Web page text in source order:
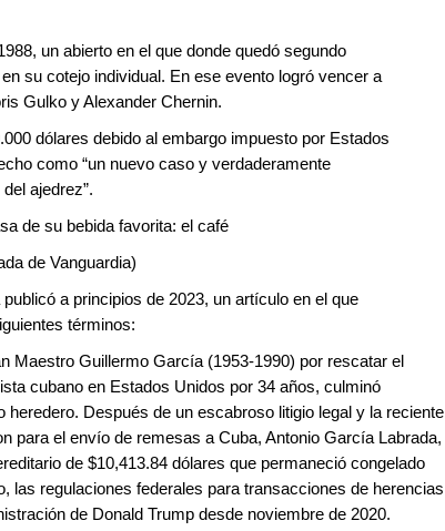
un abierto en el que donde quedó segundo
su cotejo individual. En ese evento logró vencer a
Gulko y Alexander Chernin.
dólares debido al embargo impuesto por Estados
como “un nuevo caso y verdaderamente
ajedrez”.
de su bebida favorita: el café
de Vanguardia)
a principios de 2023, un artículo en el que
términos:
Maestro Guillermo García (1953-1990) por rescatar el
cubano en Estados Unidos por 34 años, culminó
Después de un escabroso litigio legal y la reciente
para el envío de remesas a Cuba, Antonio García Labrada,
de $10,413.84 dólares que permaneció congelado
las regulaciones federales para transacciones de herencias
de Donald Trump desde noviembre de 2020.